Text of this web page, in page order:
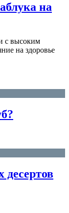
на
с высоким
на здоровье